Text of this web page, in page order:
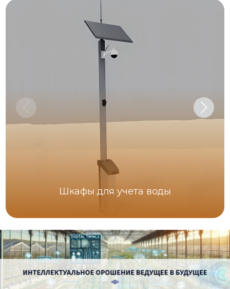
Шкафы для учета воды